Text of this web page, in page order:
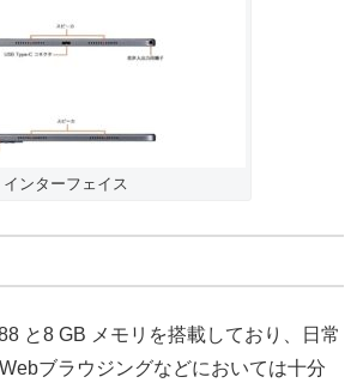
インターフェイス
と8 GB メモリを搭載しており、日常
ブラウジングなどにおいては十分